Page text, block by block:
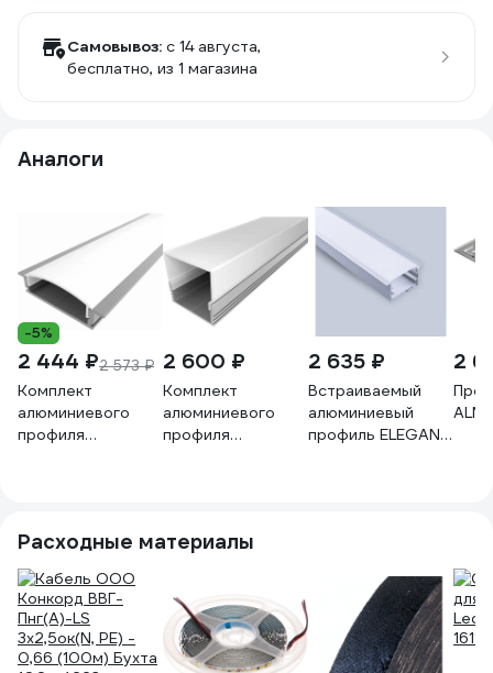
Самовывоз: c 14 августа,
бесплатно, из 1 магазина
Аналоги
-5%
2 444 ₽2 573 ₽
Комплект
алюминиевого
профиля
1627000096
2 600 ₽
Комплект
алюминиевого
профиля
1627000031
2 635 ₽
Встраиваемый
алюминиевый
профиль ELEGANZ
2
Расходные материалы